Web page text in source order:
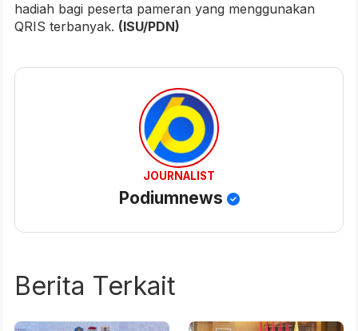
hadiah bagi peserta pameran yang menggunakan
QRIS terbanyak. (ISU/PDN)
JOURNALIST
Podiumnews
Berita Terkait